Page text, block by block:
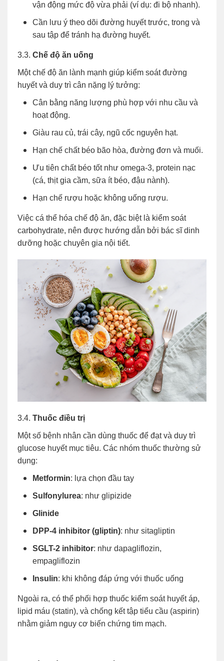
vận động mức độ vừa phải (ví dụ: đi bộ nhanh).
Cần lưu ý theo dõi đường huyết trước, trong và
sau tập để tránh hạ đường huyết.
3.3. Chế độ ăn uống
Một chế độ ăn lành mạnh giúp kiểm soát đường
huyết và duy trì cân nặng lý tưởng:
Cân bằng năng lượng phù hợp với nhu cầu và
hoạt động.
Giàu rau củ, trái cây, ngũ cốc nguyên hạt.
Hạn chế chất béo bão hòa, đường đơn và muối.
Ưu tiên chất béo tốt như omega-3, protein nạc
(cá, thịt gia cầm, sữa ít béo, đậu nành).
Hạn chế rượu hoặc không uống rượu.
Việc cá thể hóa chế độ ăn, đặc biệt là kiểm soát
carbohydrate, nên được hướng dẫn bởi bác sĩ dinh
dưỡng hoặc chuyên gia nội tiết.
3.4. Thuốc điều trị
Một số bệnh nhân cần dùng thuốc để đạt và duy trì
glucose huyết mục tiêu. Các nhóm thuốc thường sử
dụng:
Metformin: lựa chọn đầu tay
Sulfonylurea: như glipizide
Glinide
DPP-4 inhibitor (gliptin): như sitagliptin
SGLT-2 inhibitor: như dapagliflozin,
empagliflozin
Insulin: khi không đáp ứng với thuốc uống
Ngoài ra, có thể phối hợp thuốc kiểm soát huyết áp,
lipid máu (statin), và chống kết tập tiểu cầu (aspirin)
nhằm giảm nguy cơ biến chứng tim mạch.